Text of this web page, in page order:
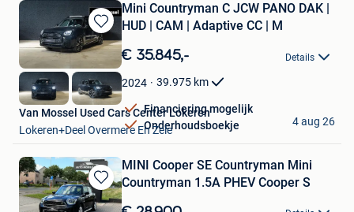
Bewaren
in
Mijn
Favorieten
Mini Countryman C JCW PANO DAK |
HUD | CAM | Adaptive CC | M
€ 35.845,- Details
2024 39.975 km
Financiering mogelijk
Onderhoudsboekje
Van Mossel Used Cars Center Lokeren
Lokeren+Deel Overmere En Zele
4 aug 26
Bewaren
in
MINI Cooper SE Countryman Mini
Countryman 1.5A PHEV Cooper S